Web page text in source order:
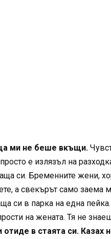
ми не беше вкъщи.
е излязъл на
си. Бременните жени,
а свекърът само заема
си в парка на една
на жената. Тя не
в стаята си. Казах